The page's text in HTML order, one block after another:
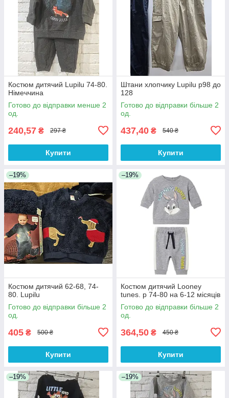
Костюм дитячий Lupilu 74-80.
Німеччина
Готово до відправки менше 2
од.
240,57 ₴ 297 ₴
Купити
Штани хлопчику Lupilu р98 до
128
Готово до відправки більше 2
од.
437,40 ₴ 540 ₴
Купити
–19%
Костюм дитячий 62-68, 74-
80. Lupilu
Готово до відправки більше 2
од.
405 ₴ 500 ₴
Купити
–19%
Костюм дитячий Looney
tunes. р 74-80 на 6-12 місяців
Готово до відправки більше 2
од.
364,50 ₴ 450 ₴
Купити
–19% –19%